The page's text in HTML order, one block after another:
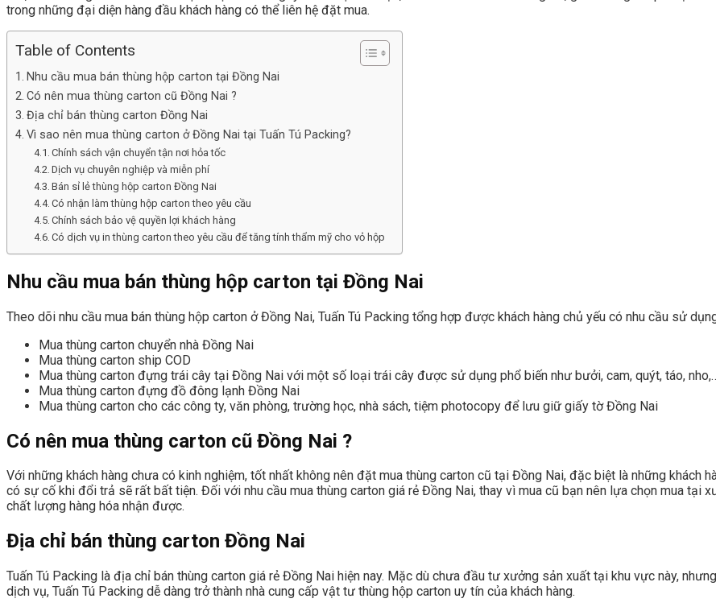
trong những đại diện hàng đầu khách hàng có thể liên hệ đặt mua.
Table of Contents
Nhu cầu mua bán thùng hộp carton tại Đồng Nai
Có nên mua thùng carton cũ Đồng Nai ?
Địa chỉ bán thùng carton Đồng Nai
Vì sao nên mua thùng carton ở Đồng Nai tại Tuấn Tú Packing?
Chính sách vận chuyển tận nơi hỏa tốc
Dịch vụ chuyên nghiệp và miễn phí
Bán sỉ lẻ thùng hộp carton Đồng Nai
Có nhận làm thùng hộp carton theo yêu cầu
Chính sách bảo vệ quyền lợi khách hàng
Có dịch vụ in thùng carton theo yêu cầu để tăng tính thẩm mỹ cho vỏ hộp
Nhu cầu mua bán thùng hộp carton tại Đồng Nai
Theo dõi nhu cầu mua bán thùng hộp carton ở Đồng Nai, Tuấn Tú Packing tổng hợp được khách hàng chủ yếu có nhu cầu sử
Mua thùng carton chuyển nhà Đồng Nai
Mua thùng carton ship COD
Mua thùng carton đựng trái cây tại Đồng Nai với một số loại trái cây được sử dụng phổ biến như bưởi, cam, quýt, táo,
Mua thùng carton đựng đồ đông lạnh Đồng Nai
Mua thùng carton cho các công ty, văn phòng, trường học, nhà sách, tiệm photocopy để lưu giữ giấy tờ Đồng Nai
Có nên mua thùng carton cũ Đồng Nai ?
Với những khách hàng chưa có kinh nghiệm, tốt nhất không nên đặt mua thùng carton cũ tại Đồng Nai, đặc biệt là những khách
có sự cố khi đổi trả sẽ rất bất tiện. Đối với nhu cầu mua thùng carton giá rẻ Đồng Nai, thay vì mua cũ bạn nên lựa chọn mua tại
chất lượng hàng hóa nhận được.
Địa chỉ bán thùng carton Đồng Nai
Tuấn Tú Packing là địa chỉ bán thùng carton giá rẻ Đồng Nai hiện nay. Mặc dù chưa đầu tư xưởng sản xuất tại khu vực này,
dịch vụ, Tuấn Tú Packing dễ dàng trở thành nhà cung cấp vật tư thùng hộp carton uy tín của khách hàng.